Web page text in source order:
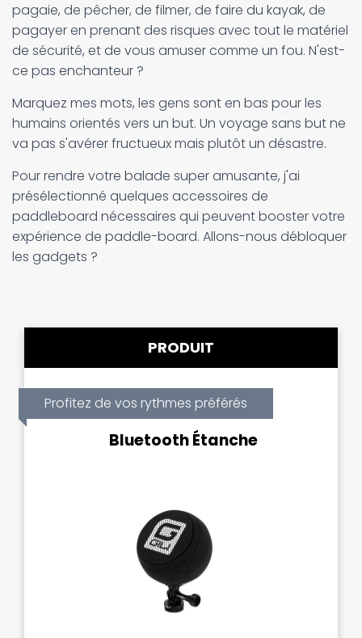
pagaie, de pêcher, de filmer, de faire du kayak, de
pagayer en prenant des risques avec tout le matériel
de sécurité, et de vous amuser comme un fou. N'est-
ce pas enchanteur ?
Marquez mes mots, les gens sont en bas pour les
humains orientés vers un but. Un voyage sans but ne
va pas s'avérer fructueux mais plutôt un désastre.
Pour rendre votre balade super amusante, j'ai
présélectionné quelques accessoires de
paddleboard nécessaires qui peuvent booster votre
expérience de paddle-board. Allons-nous débloquer
les gadgets ?
PRODUIT
Profitez de vos rythmes préférés
Bluetooth Étanche